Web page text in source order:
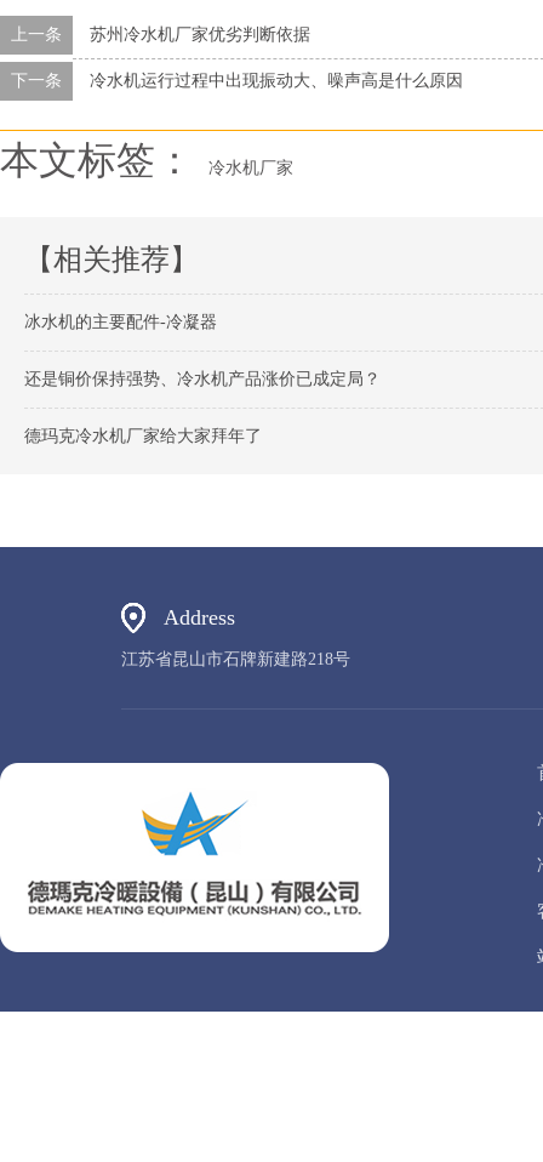
上一条 苏州冷水机厂家优劣判断依据
下一条 冷水机运行过程中出现振动大、噪声高是什么原因
本文标签： 冷水机厂家
【相关推荐】
冰水机的主要配件-冷凝器
还是铜价保持强势、冷水机产品涨价已成定局？
德玛克冷水机厂家给大家拜年了
Address
江苏省昆山市石牌新建路218号